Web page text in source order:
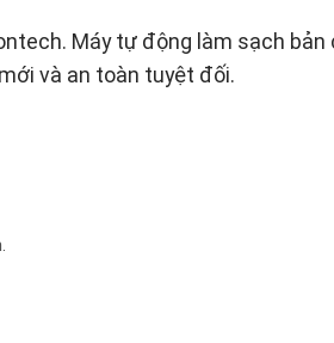
Máy tự động làm sạch
và an toàn tuyệt đối.